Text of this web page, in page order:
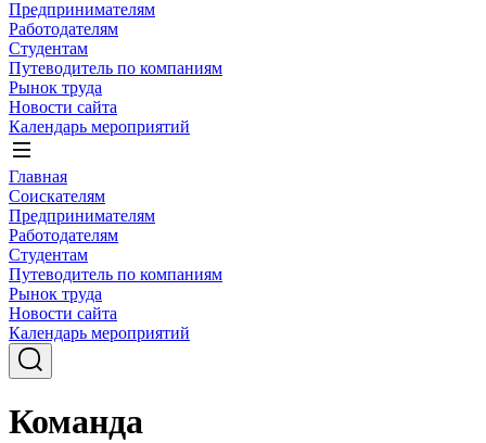
Предпринимателям
Работодателям
Студентам
Путеводитель по компаниям
Рынок труда
Новости сайта
Календарь мероприятий
Главная
Соискателям
Предпринимателям
Работодателям
Студентам
Путеводитель по компаниям
Рынок труда
Новости сайта
Календарь мероприятий
Команда